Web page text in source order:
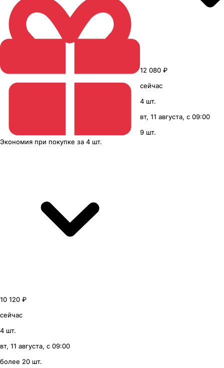
Экономия при покупке за 4 шт.
10 120 ₽
сейчас
4 шт.
вт, 11 августа, с 09:00
более 20 шт.
12 080 ₽
сейчас
4 шт.
вт, 11 августа, с 09:00
9 шт.